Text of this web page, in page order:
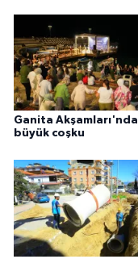
Ganita Akşamları'nda
büyük coşku